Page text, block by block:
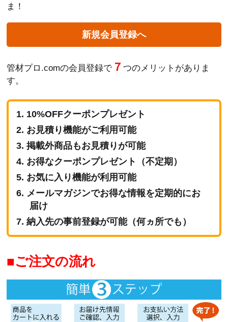
ま！
新規会員登録へ
管材プロ.comの会員登録で ７つのメリットがありま
す。
10%OFFクーポンプレゼント
お見積り機能がご利用可能
掲載外商品もお見積りが可能
お得なクーポンプレゼント（不定期）
お気に入り機能が利用可能
メールマガジンでお得な情報を定期的にお
届け
納入先の事前登録が可能（何ヵ所でも）
ご注文の流れ